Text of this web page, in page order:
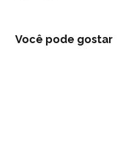
Você pode gostar